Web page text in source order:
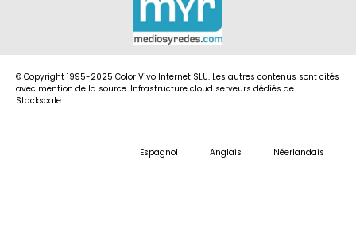
© Copyright 1995-2025 Color Vivo Internet SLU. Les autres contenus sont cités
avec mention de la source. Infrastructure cloud serveurs dédiés de
Stackscale.
Espagnol Anglais Néerlandais